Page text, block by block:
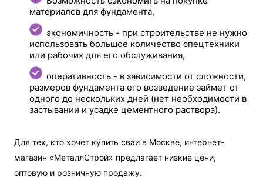
материалов для фундамента,
экономичность - при строительстве не нужно
использовать большое количество спецтехники
или рабочих для его обслуживания,
оперативность - в зависимости от сложности,
размеров фундамента его возведение займет от
одного до нескольких дней (нет необходимости в
застывании и усадке цементного раствора).
Для тех, кто хочет купить сваи в Москве, интернет-
магазин «МеталлСтрой» предлагает низкие цени,
оптовую и розничную продажу.